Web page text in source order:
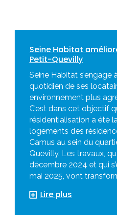
Seine Habitat
Petit-Quevilly
Seine Habitat s’engage
quotidien de ses
environnement plus
C’est dans cet objectif
résidentialisation a été
logements des
Camus au sein du
Quevilly. Les travaux,
décembre 2024 et qui
mai 2025, vont
Lire plus